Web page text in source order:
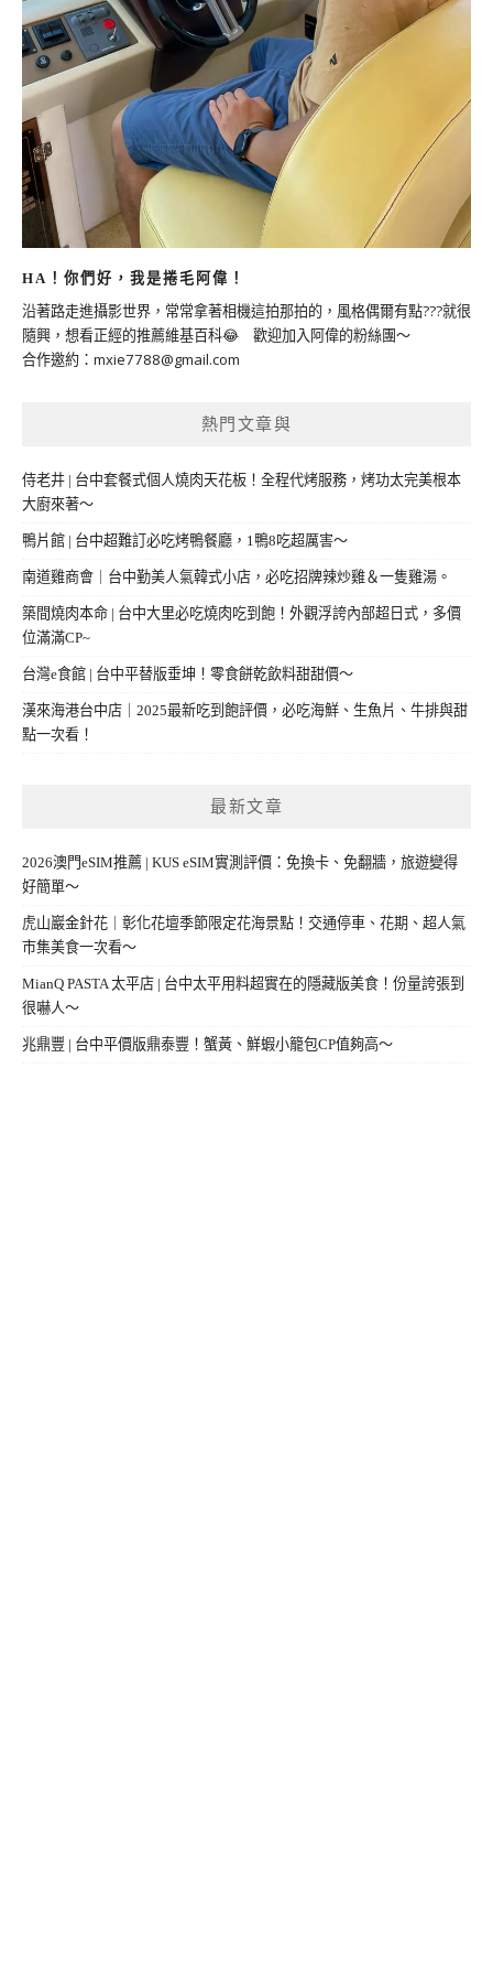
HA！你們好，我是捲毛阿偉！
沿著路走進攝影世界，常常拿著相機這拍那拍的，風格偶爾有點???就很
隨興，想看正經的推薦維基百科😂 歡迎加入阿偉的粉絲團～
合作邀約： mxie7788@gmail.com
熱門文章與
侍老井 | 台中套餐式個人燒肉天花板！全程代烤服務，烤功太完美根本
大廚來著～
鴨片館 | 台中超難訂必吃烤鴨餐廳，1鴨8吃超厲害～
南道雞商會｜台中勤美人氣韓式小店，必吃招牌辣炒雞＆一隻雞湯。
築間燒肉本命 | 台中大里必吃燒肉吃到飽！外觀浮誇內部超日式，多價
位滿滿CP~
台灣e食館 | 台中平替版垂坤！零食餅乾飲料甜甜價～
漢來海港台中店｜2025最新吃到飽評價，必吃海鮮、生魚片、牛排與甜
點一次看！
最新文章
2026澳門eSIM推薦 | KUS eSIM實測評價：免換卡、免翻牆，旅遊變得
好簡單～
虎山巖金針花｜彰化花壇季節限定花海景點！交通停車、花期、超人氣
市集美食一次看～
MianQ PASTA 太平店 | 台中太平用料超實在的隱藏版美食！份量誇張到
很嚇人～
兆鼎豐 | 台中平價版鼎泰豐！蟹黃、鮮蝦小籠包CP值夠高～